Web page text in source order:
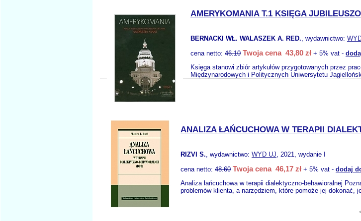
AMERYKOMANIA T.1 KSIĘGA
BERNACKI WŁ. WALASZEK A. RED., wydawnictwo:
cena netto: 46.10 Twoja cena 43,80 zł + 5% vat -
Księga stanowi zbiór artykułów przygotowanych przez
Międzynarodowych i Politycznych Uniwersytetu
ANALIZA ŁAŃCUCHOWA W TERAPII
RIZVI S., wydawnictwo: WYD UJ, 2021, wydanie I
cena netto: 48.60 Twoja cena 46,17 zł + 5% vat - dodaj
Analiza łańcuchowa w terapii dialektyczno-behawioralnej
problemów klienta, a narzędziem, które pomoże jej dokonać,